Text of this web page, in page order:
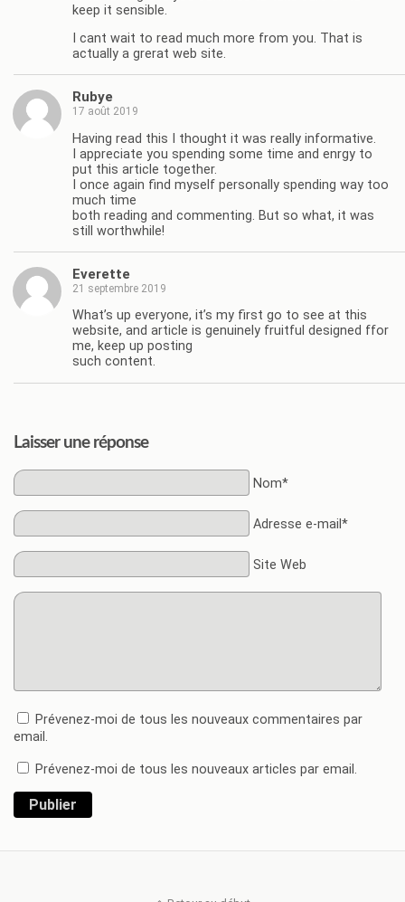
keep it sensible.
I cant wait to read much more from you. That is
actually a grerat web site.
Rubye
17 août 2019
Having read this I thought it was really informative.
I appreciate you spending some time and enrgy to
put this article together.
I once again find myself personally spending way too
much time
both reading and commenting. But so what, it was
still worthwhile!
Everette
21 septembre 2019
What’s up everyone, it’s my first go to see at this
website, and article is genuinely fruitful designed ffor
me, keep up posting
such content.
Laisser une réponse
Nom*
Adresse e-mail*
Site Web
Prévenez-moi de tous les nouveaux commentaires par
email.
Prévenez-moi de tous les nouveaux articles par email.
Publier